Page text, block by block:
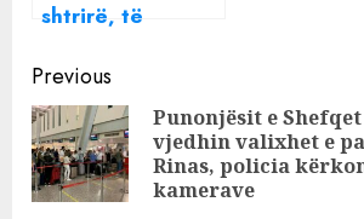
shtrirë, të
dhunua për
vdekje nga 29-
vjeçari, motra e
viktimës: E
braktisën në…
Continue
Reading
Previous
Punonjësit e
vjedhin valixhet e
Rinas, policia
kamerave